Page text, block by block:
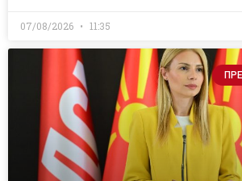
07/08/2026 11:35